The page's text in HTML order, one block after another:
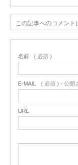
この記事へのコメント
名前 ( 必須 )
E-MAIL ( 必須 ) - 公開
URL